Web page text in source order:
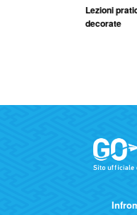
Lezioni
decorate